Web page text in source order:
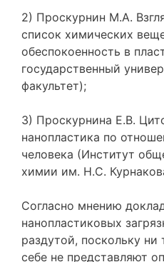
2) Проскурнин М.А.
список химических
обеспокоенность в
государственный
факультет);
3) Проскурнина Е.В.
нанопластика по
человека (Институт
химии им. Н.С.
Согласно мнению
нанопластиковых
раздутой, поскольку ни
себе не представляют